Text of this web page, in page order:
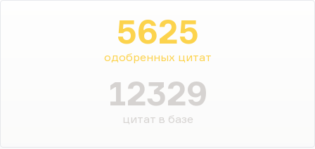
5625
одобренных цитат
12329
цитат в базе